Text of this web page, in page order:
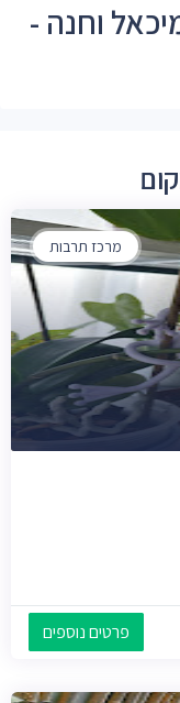
וחנה -
מרכז תרבות
פרטים נוספים